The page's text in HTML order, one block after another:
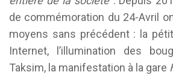
de commémoration du 24-Avril
moyens sans précédent : la
Internet, l’illumination des
Taksim, la manifestation à la gare